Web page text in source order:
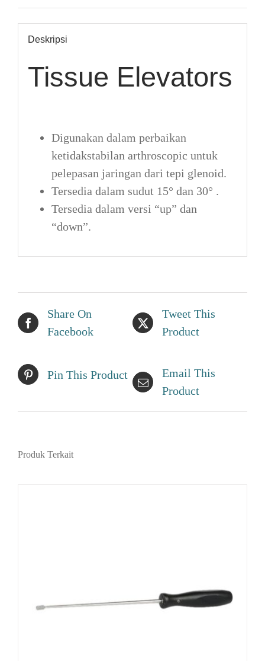
Deskripsi
Tissue Elevators
Digunakan dalam perbaikan
ketidakstabilan arthroscopic untuk
pelepasan jaringan dari tepi glenoid.
Tersedia dalam sudut 15° dan 30° .
Tersedia dalam versi “up” dan
“down”.
Share On
Facebook
Tweet This
Product
Pin This Product
Email This
Product
Produk Terkait